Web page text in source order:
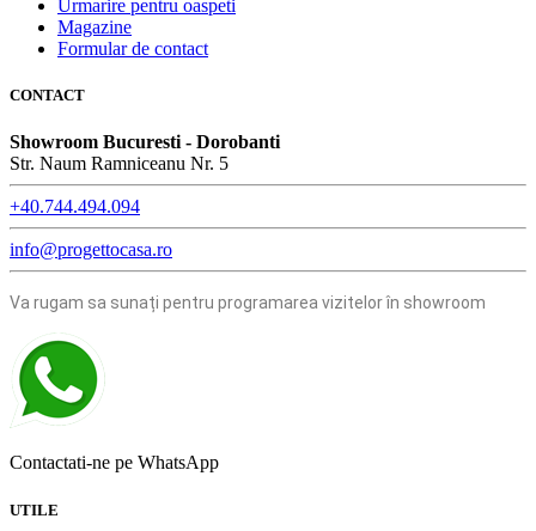
Urmarire pentru oaspeti
Magazine
Formular de contact
CONTACT
Showroom Bucuresti - Dorobanti
Str. Naum Ramniceanu Nr. 5
+40.744.494.094
info@progettocasa.ro
Va rugam sa sunați pentru programarea vizitelor în showroom
Contactati-ne pe WhatsApp
UTILE